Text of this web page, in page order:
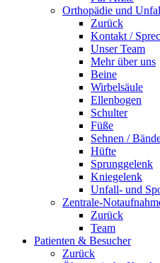
Orthopädie und
Zurück
Kontakt /
Unser Team
Mehr über uns
Beine
Wirbelsäule
Ellenbogen
Schulter
Füße
Sehnen /
Hüfte
Sprunggelenk
Kniegelenk
Unfall- und
Zentrale-
Zurück
Team
Patienten & Besucher
Zurück